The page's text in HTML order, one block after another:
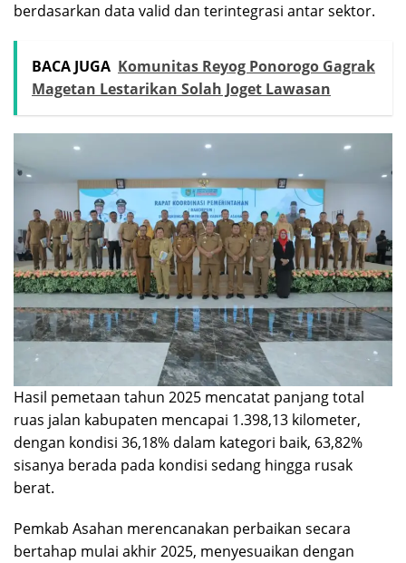
berdasarkan data valid dan terintegrasi antar sektor.
BACA JUGA Komunitas Reyog Ponorogo Gagrak
Magetan Lestarikan Solah Joget Lawasan
Hasil pemetaan tahun 2025 mencatat panjang total
ruas jalan kabupaten mencapai 1.398,13 kilometer,
dengan kondisi 36,18% dalam kategori baik, 63,82%
sisanya berada pada kondisi sedang hingga rusak
berat.
Pemkab Asahan merencanakan perbaikan secara
bertahap mulai akhir 2025, menyesuaikan dengan